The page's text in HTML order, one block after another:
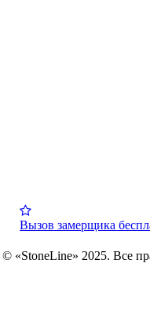
Вызов замерщика
© «StoneLine» 2025. Все